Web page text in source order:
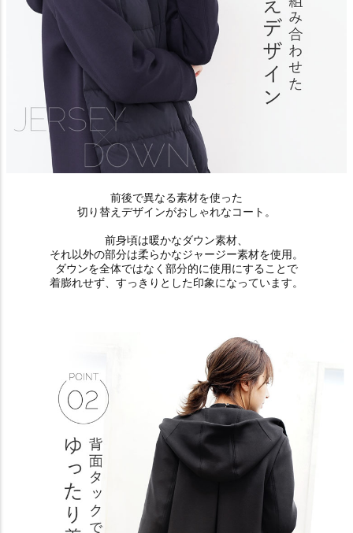
前後で異なる素材を使った
切り替えデザインがおしゃれなコート。
前身頃は暖かなダウン素材、
それ以外の部分は柔らかなジャージー素材を使用。
ダウンを全体ではなく部分的に使用にすることで
着膨れせず、すっきりとした印象になっています。